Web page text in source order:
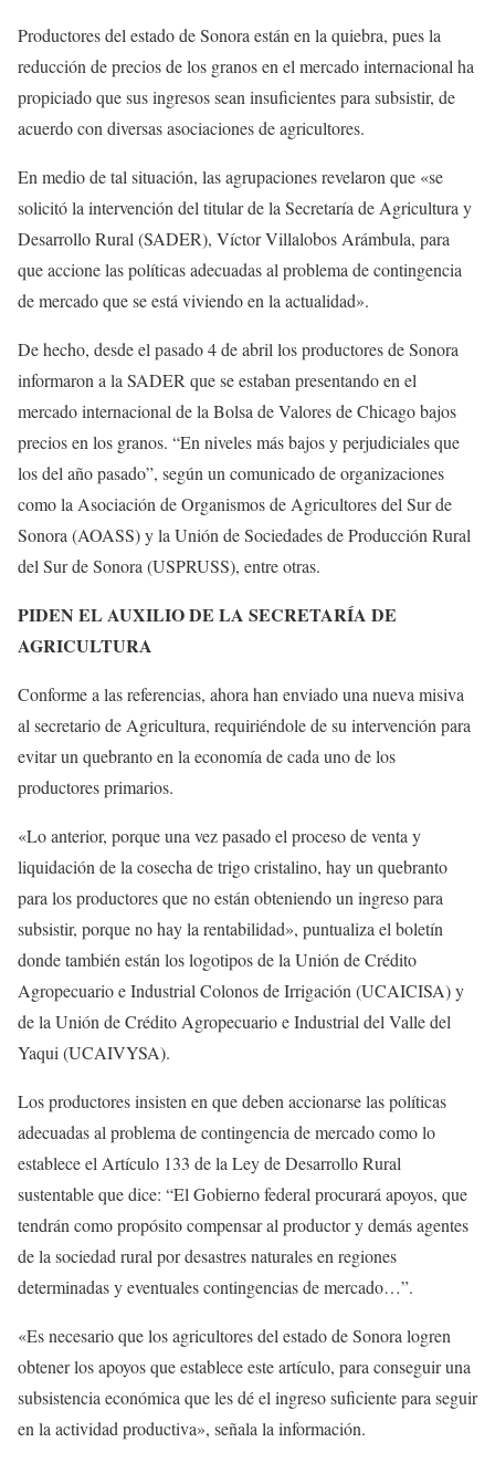
Productores del estado de Sonora están en la quiebra, pues la
reducción de precios de los granos en el mercado internacional ha
propiciado que sus ingresos sean insuficientes para subsistir, de
acuerdo con diversas asociaciones de agricultores.
En medio de tal situación, las agrupaciones revelaron que «se
solicitó la intervención del titular de la Secretaría de Agricultura y
Desarrollo Rural (SADER), Víctor Villalobos Arámbula, para
que accione las políticas adecuadas al problema de contingencia
de mercado que se está viviendo en la actualidad».
De hecho, desde el pasado 4 de abril los productores de Sonora
informaron a la SADER que se estaban presentando en el
mercado internacional de la Bolsa de Valores de Chicago bajos
precios en los granos. “En niveles más bajos y perjudiciales que
los del año pasado”, según un comunicado de organizaciones
como la Asociación de Organismos de Agricultores del Sur de
Sonora (AOASS) y la Unión de Sociedades de Producción Rural
del Sur de Sonora (USPRUSS), entre otras.
PIDEN EL AUXILIO DE LA SECRETARÍA DE
AGRICULTURA
Conforme a las referencias, ahora han enviado una nueva misiva
al secretario de Agricultura, requiriéndole de su intervención para
evitar un quebranto en la economía de cada uno de los
productores primarios.
«Lo anterior, porque una vez pasado el proceso de venta y
liquidación de la cosecha de trigo cristalino, hay un quebranto
para los productores que no están obteniendo un ingreso para
subsistir, porque no hay la rentabilidad», puntualiza el boletín
donde también están los logotipos de la Unión de Crédito
Agropecuario e Industrial Colonos de Irrigación (UCAICISA) y
de la Unión de Crédito Agropecuario e Industrial del Valle del
Yaqui (UCAIVYSA).
Los productores insisten en que deben accionarse las políticas
adecuadas al problema de contingencia de mercado como lo
establece el Artículo 133 de la Ley de Desarrollo Rural
sustentable que dice: “El Gobierno federal procurará apoyos, que
tendrán como propósito compensar al productor y demás agentes
de la sociedad rural por desastres naturales en regiones
determinadas y eventuales contingencias de mercado…”.
«Es necesario que los agricultores del estado de Sonora logren
obtener los apoyos que establece este artículo, para conseguir una
subsistencia económica que les dé el ingreso suficiente para seguir
en la actividad productiva», señala la información.